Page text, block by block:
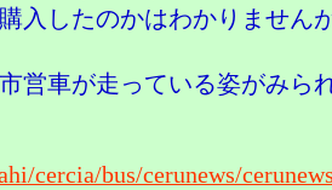
入したのかはわかりません
営車が走っている姿がみら
cercia/bus/cerunews/